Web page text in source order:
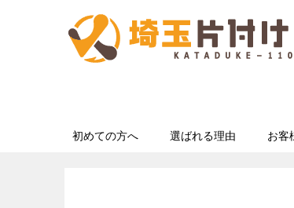
初めての方へ 選ばれる理由 お客